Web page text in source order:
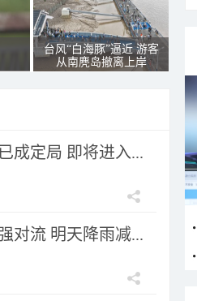
台风“白海豚”逼近 游客
从南麂岛撤离上岸
成定局 即将进入...
对流 明天降雨减...